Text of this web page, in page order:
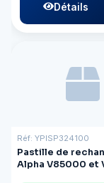
Détails
Réf: YPISP324100
Pastille de
Alpha V85000 et